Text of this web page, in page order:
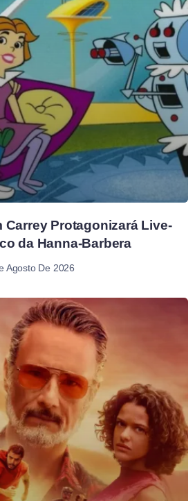
Carrey Protagonizará Live-
da Hanna-Barbera
Agosto De 2026